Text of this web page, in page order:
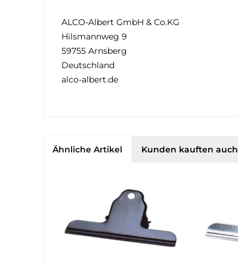
ALCO-Albert GmbH & Co.KG
Hilsmannweg 9
59755 Arnsberg
Deutschland
alco-albert.de
Ähnliche Artikel Kunden kauften auch